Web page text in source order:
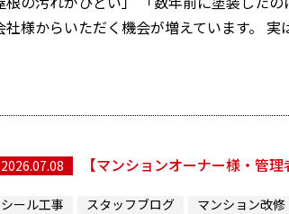
社様からいただく機会が増えています。 実
2026.07.08 【マンションオーナー様・管
シール工事 スタッフブログ マンション改修